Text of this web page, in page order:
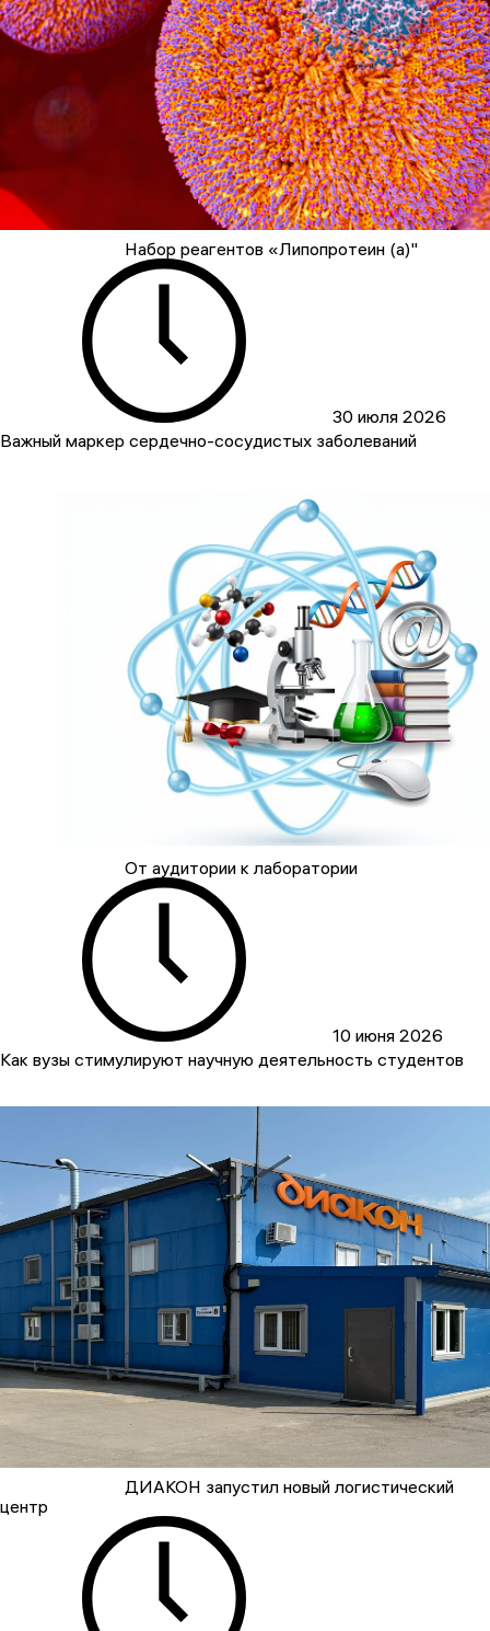
Набор реагентов «Липопротеин (а)"
30 июля 2026
Важный маркер сердечно-сосудистых заболеваний
От аудитории к лаборатории
10 июня 2026
Как вузы стимулируют научную деятельность студентов
ДИАКОН запустил новый логистический
центр